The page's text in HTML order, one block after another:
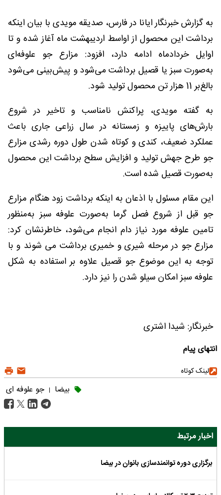
به گزارش خبرنگار ایانا در فارس، صدیقه مویدی با بیان اینکه
برداشت این محصول از اواسط اردیبهشت ماه آغاز شده و تا
اوایل خردادماه ادامه دارد، افزود: مزارع جو علوفه‌ای
به‌صورت سبز یا قصیل برداشت می‌شود و پیش‌بینی می‌شود
بالغ‌بر 11 هزار تن محصول تولید شود.
به گفته مویدی، پراکنش نامناسب و تاخیر در شروع
بارش‌های پاییزه و زمستانه در سال زراعی جاری باعث
عملکرد ضعیف، کندی و کوتاه شدن طول دوره رشدی مزارع
جو طرح جهش تولید و افزایش سطح برداشت این محصول
به‌صورت قصیل شده است.
این مقام مسئول با اذعان به اینکه برداشت زود هنگام مزارع
جو قبل از شروع فصل گرما به‌صورت علوفه سبز به‌منظور
تامین علوفه مورد نیاز دام انجام می‌شود، خاطرنشان کرد:
مزارع جو در مرحله شیری و خمیری برداشت می شوند و با
توجه به این موضوع جو قصیل علاوه بر استفاده به شکل
علوفه سبز امکان سیلو شدن را نیز دارد.
خبرنگار: شیدا اشتری
انتهای پیام
لینک کوتاه
بیضا | جو علوفه ای
اخبار مرتبط
برگزاری دوره توانمندسازی بانوان در بیضا